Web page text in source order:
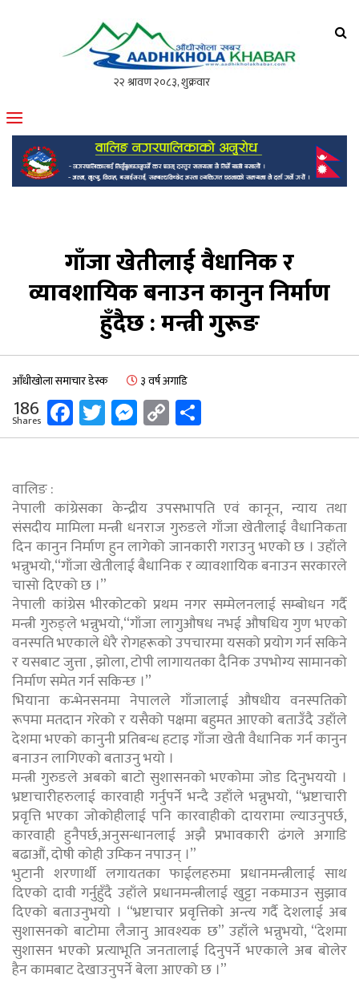
मोफसलकै लोकप्रिय अनलाइन पत्रिका
गाँजा खेतीलाई वैधानिक र
व्यावशायिक बनाउन कानुन निर्माण
हुँदैछ : मन्त्री गुरूङ
आँधीखोला समाचार डेस्क ३ वर्ष अगाडि
186
Shares Facebook
Twitter
Messenger
Copy
Link
वालिङ :
नेपाली कांग्रेसका केन्द्रीय उपसभापति एवं कानून, न्याय तथा
संसदीय मामिला मन्त्री धनराज गुरुङले गाँजा खेतीलाई वैधानिकता
दिन कानुन निर्माण हुन लागेको जानकारी गराउनु भएको छ । उहाँले
भन्नुभयो,“गाँजा खेतीलाई बैधानिक र व्यावशायिक बनाउन सरकारले
चासो दिएको छ ।”
नेपाली कांग्रेस भीरकोटको प्रथम नगर सम्मेलनलाई सम्बोधन गर्दै
मन्त्री गुरुङ्ले भन्नुभयो,“गाँजा लागुऔषध नभई औषधिय गुण भएको
वनस्पति भएकाले धेरै रोगहरूको उपचारमा यसको प्रयोग गर्न सकिने
र यसबाट जुत्ता , झोला, टोपी लागायतका दैनिक उपभोग्य सामानको
निर्माण समेत गर्न सकिन्छ ।”
भियाना कन्भेनसनमा नेपालले गाँजालाई औषधीय वनस्पतिको
रूपमा मतदान गरेको र यसैको पक्षमा बहुमत आएको बताउँदै उहाँले
देशमा भएको कानुनी प्रतिबन्ध हटाइ गाँजा खेती वैधानिक गर्न कानुन
बनाउन लागिएको बताउनु भयो ।
मन्त्री गुरुङले अबको बाटो सुशासनको भएकोमा जोड दिनुभययो ।
भ्रष्टाचारीहरुलाई कारवाही गर्नुपर्ने भन्दै उहाँले भन्नुभयो, “भ्रष्टाचारी
प्रवृत्ति भएका जोकोहीलाई पनि कारवाहीको दायरामा ल्याउनुपर्छ,
कारवाही हुनैपर्छ,अनुसन्धानलाई अझै प्रभावकारी ढंगले अगाडि
बढाऔं, दोषी कोही उम्किन नपाउन् ।”
भुटानी शरणार्थी लगायतका फाईलहरुमा प्रधानमन्त्रीलाई साथ
दिएको दावी गर्नुहुँदै उहाँले प्रधानमन्त्रीलाई खुट्टा नकमाउन सुझाव
दिएको बताउनुभयो । “भ्रष्टाचार प्रवृत्तिको अन्त्य गर्दै देशलाई अब
सुशासनको बाटोमा लैजानु आवश्यक छ” उहाँले भन्नुभयो, “देशमा
सुशासन भएको प्रत्याभूति जनतालाई दिनुपर्ने भएकाले अब बोलेर
हैन कामबाट देखाउनुपर्ने बेला आएको छ ।”